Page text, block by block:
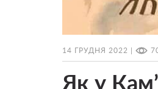
14 ГРУДНЯ 2022 |
Як у